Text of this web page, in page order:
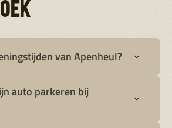
van Apenheul?
auto parkeren bij